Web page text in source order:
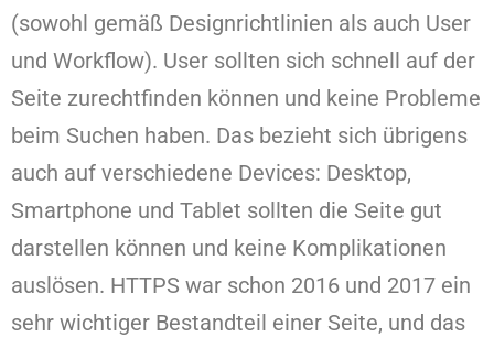
(sowohl gemäß Designrichtlinien als auch User
und Workflow). User sollten sich schnell auf der
Seite zurechtfinden können und keine Probleme
beim Suchen haben. Das bezieht sich übrigens
auch auf verschiedene Devices: Desktop,
Smartphone und Tablet sollten die Seite gut
darstellen können und keine Komplikationen
auslösen. HTTPS war schon 2016 und 2017 ein
sehr wichtiger Bestandteil einer Seite, und das